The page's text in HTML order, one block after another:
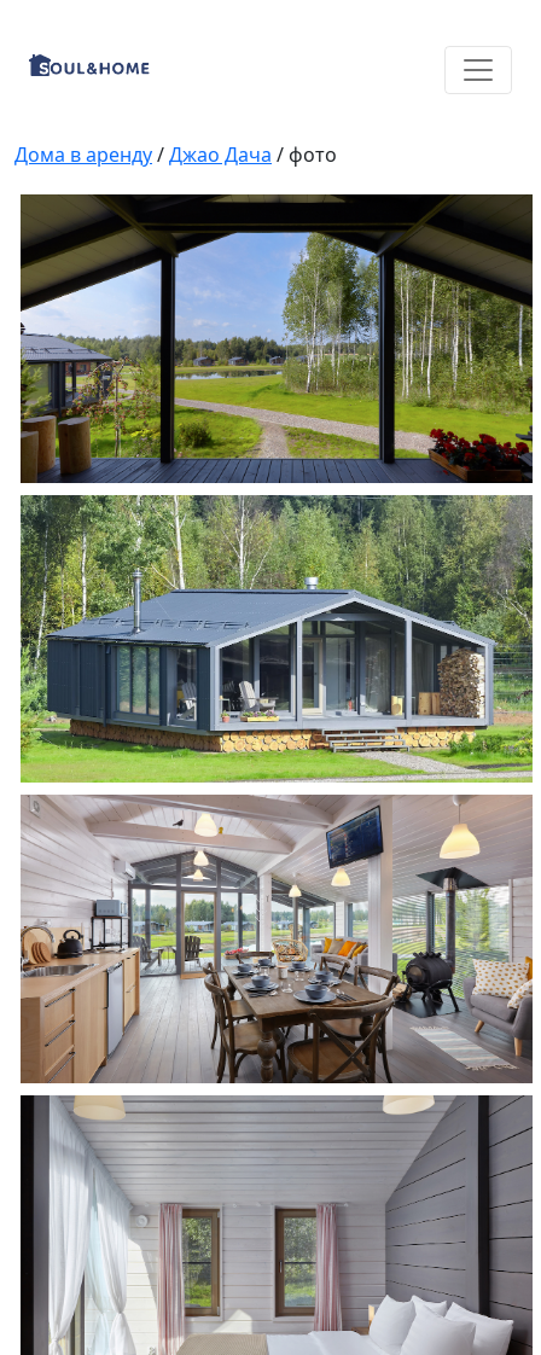
Дома в аренду/Джао Дача / фото